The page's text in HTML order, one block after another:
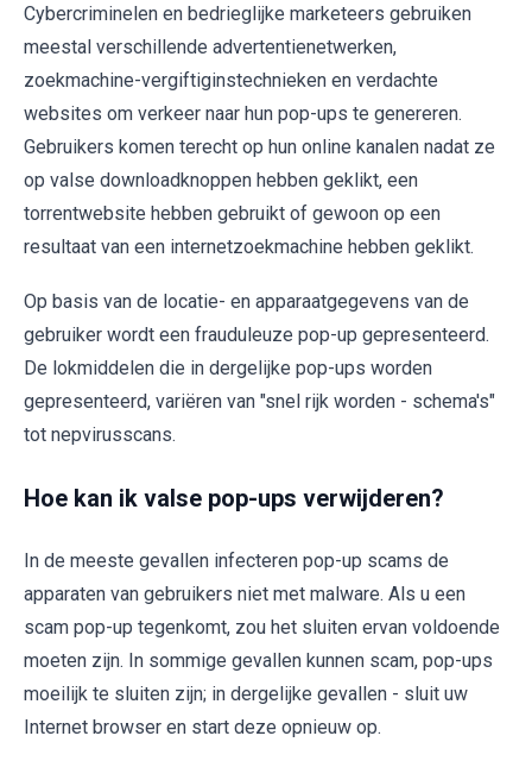
Cybercriminelen en bedrieglijke marketeers gebruiken
meestal verschillende advertentienetwerken,
zoekmachine-vergiftiginstechnieken en verdachte
websites om verkeer naar hun pop-ups te genereren.
Gebruikers komen terecht op hun online kanalen nadat ze
op valse downloadknoppen hebben geklikt, een
torrentwebsite hebben gebruikt of gewoon op een
resultaat van een internetzoekmachine hebben geklikt.
Op basis van de locatie- en apparaatgegevens van de
gebruiker wordt een frauduleuze pop-up gepresenteerd.
De lokmiddelen die in dergelijke pop-ups worden
gepresenteerd, variëren van "snel rijk worden - schema's"
tot nepvirusscans.
Hoe kan ik valse pop-ups verwijderen?
In de meeste gevallen infecteren pop-up scams de
apparaten van gebruikers niet met malware. Als u een
scam pop-up tegenkomt, zou het sluiten ervan voldoende
moeten zijn. In sommige gevallen kunnen scam, pop-ups
moeilijk te sluiten zijn; in dergelijke gevallen - sluit uw
Internet browser en start deze opnieuw op.